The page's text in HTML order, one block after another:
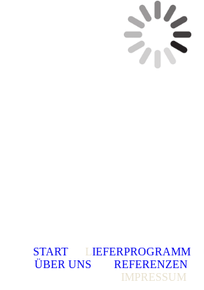
START LIEFERPROGRAMM
ÜBER UNS
REFERENZEN
IMPRESSUM